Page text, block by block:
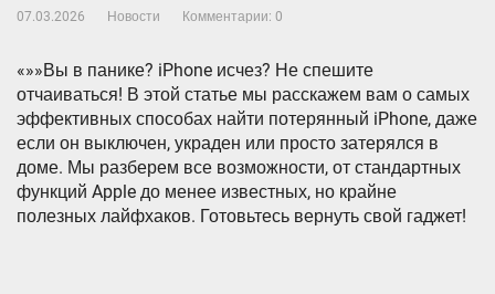
07.03.2026 Новости Комментарии: 0
«»»Вы в панике? iPhone исчез? Не спешите
отчаиваться! В этой статье мы расскажем вам о самых
эффективных способах найти потерянный iPhone, даже
если он выключен, украден или просто затерялся в
доме. Мы разберем все возможности, от стандартных
функций Apple до менее известных, но крайне
полезных лайфхаков. Готовьтесь вернуть свой гаджет!